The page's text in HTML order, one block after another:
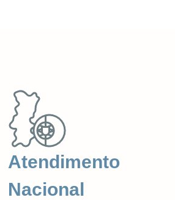
Atendimento
Nacional